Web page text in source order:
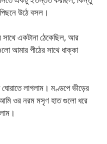
উঠে বসল।
সাথে একটানা ঠেকেছিল, আর
আমার পীঠের সাথে ধাক্কা
লাগলাম। মণ্ডপে ভীড়ের
আমি ওর নরম মসৃণ হাত গুলো ধরে